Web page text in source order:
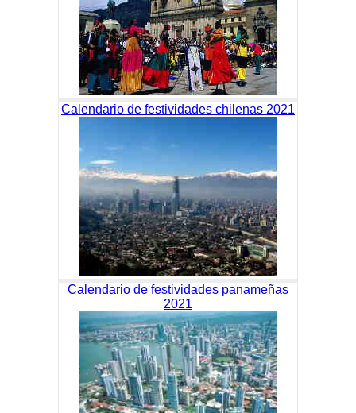
Calendario de festividades chilenas 2021
Calendario de festividades panameñas
2021